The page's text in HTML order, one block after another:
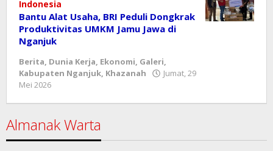
Indonesia
Bantu Alat Usaha, BRI Peduli Dongkrak
Produktivitas UMKM Jamu Jawa di
Nganjuk
Berita, Dunia Kerja, Ekonomi, Galeri,
Kabupaten Nganjuk, Khazanah
Jumat, 29
Mei 2026
Almanak Warta